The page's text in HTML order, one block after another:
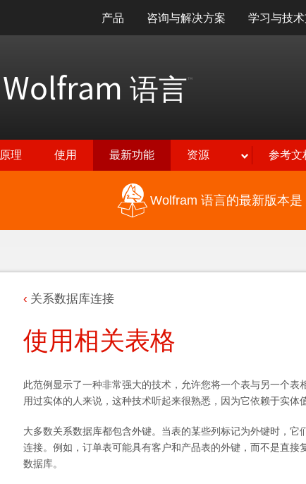
产品 咨询与解决方案 学习与技
Wolfram 语言™
原理 使用 最新功能 资源 参考文
Wolfram 语言的最新版本是
关系数据库连接
使用相关表格
此范例显示了一种非常强大的技术，允许您将一个表与另一个
用过实体的人来说，这种技术听起来很熟悉，因为它依赖于实体
大多数关系数据库都包含外键。当表的某些列标记为外键时，
连接。例如，订单表可能具有客户和产品表的外键，而不是直接
数据库。